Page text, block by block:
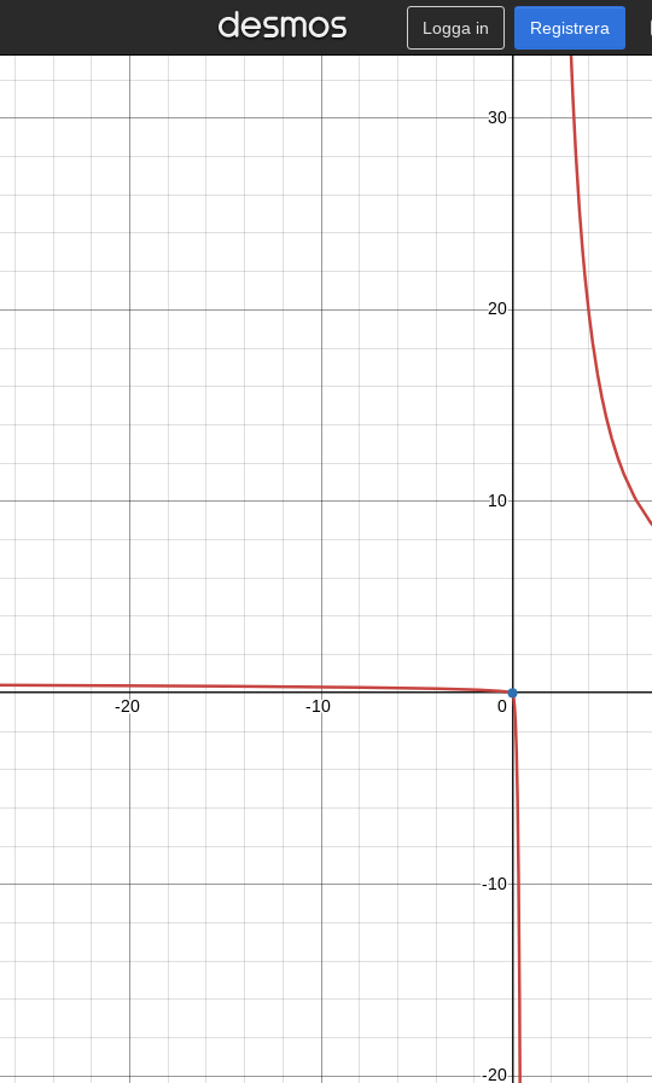
Logga in Registrera